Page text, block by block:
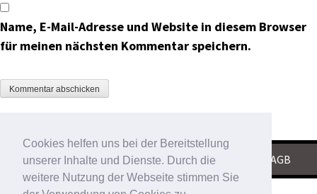
Cookies helfen uns bei der Bereitstellung
unserer Inhalte und Dienste. Durch die
weitere Nutzung der Webseite stimmen Sie
Name, E-Mail-Adresse und Website in diesem Browser
für meinen nächsten Kommentar speichern.
KONTAKT|IMPRESSUM|DATENSCHUTZ AGB